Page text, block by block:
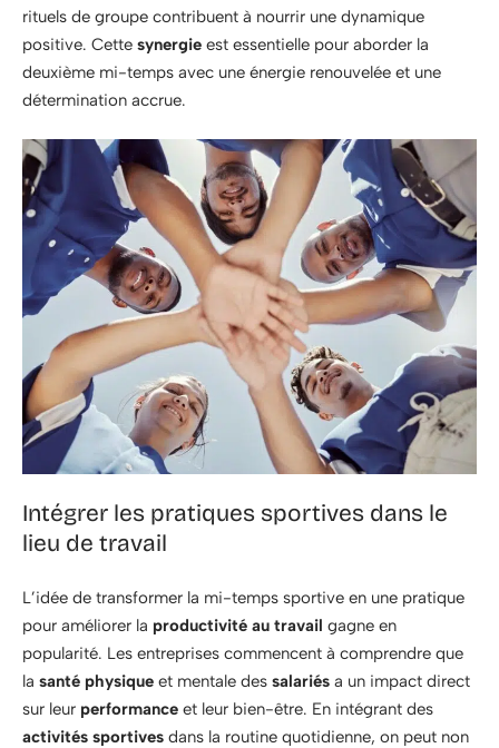
rituels de groupe contribuent à nourrir une dynamique
positive. Cette synergie est essentielle pour aborder la
deuxième mi-temps avec une énergie renouvelée et une
détermination accrue.
Intégrer les pratiques sportives dans le
lieu de travail
L’idée de transformer la mi-temps sportive en une pratique
pour améliorer la productivité au travail gagne en
popularité. Les entreprises commencent à comprendre que
la santé physique et mentale des salariés a un impact direct
sur leur performance et leur bien-être. En intégrant des
activités sportives dans la routine quotidienne, on peut non